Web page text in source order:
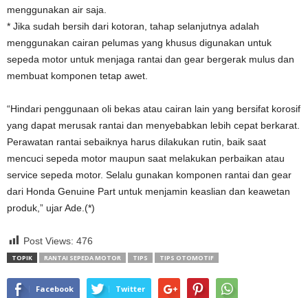
menggunakan air saja.
* Jika sudah bersih dari kotoran, tahap selanjutnya adalah
menggunakan cairan pelumas yang khusus digunakan untuk
sepeda motor untuk menjaga rantai dan gear bergerak mulus dan
membuat komponen tetap awet.
“Hindari penggunaan oli bekas atau cairan lain yang bersifat korosif
yang dapat merusak rantai dan menyebabkan lebih cepat berkarat.
Perawatan rantai sebaiknya harus dilakukan rutin, baik saat
mencuci sepeda motor maupun saat melakukan perbaikan atau
service sepeda motor. Selalu gunakan komponen rantai dan gear
dari Honda Genuine Part untuk menjamin keaslian dan keawetan
produk,” ujar Ade.(*)
Post Views: 476
TOPIK RANTAI SEPEDA MOTOR TIPS TIPS OTOMOTIF
Facebook Twitter